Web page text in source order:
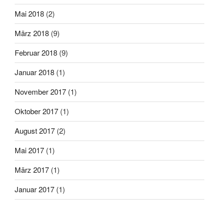
Mai 2018 (2)
März 2018 (9)
Februar 2018 (9)
Januar 2018 (1)
November 2017 (1)
Oktober 2017 (1)
August 2017 (2)
Mai 2017 (1)
März 2017 (1)
Januar 2017 (1)